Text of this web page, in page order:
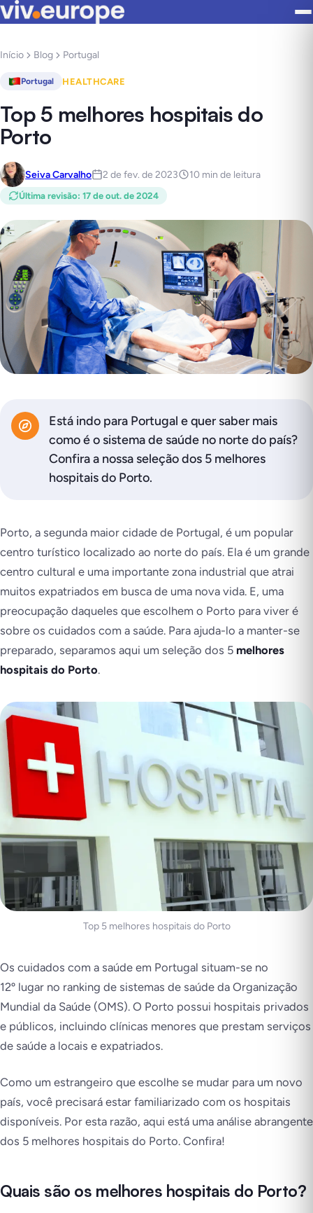
Início Blog Portugal
Portugal HEALTHCARE
Top 5 melhores hospitais do
Porto
Seiva Carvalho 2 de fev. de 2023 10 min de leitura
Última revisão: 17 de out. de 2024
Está indo para Portugal e quer saber mais
como é o sistema de saúde no norte do país?
Confira a nossa seleção dos 5 melhores
hospitais do Porto.
Porto, a segunda maior cidade de Portugal, é um popular
centro turístico localizado ao norte do país. Ela é um grande
centro cultural e uma importante zona industrial que atrai
muitos expatriados em busca de uma nova vida. E, uma
preocupação daqueles que escolhem o Porto para viver é
sobre os cuidados com a saúde. Para ajuda-lo a manter-se
preparado, separamos aqui um seleção dos 5 melhores
hospitais do Porto.
Top 5 melhores hospitais do Porto
Os cuidados com a saúde em Portugal situam-se no
12º lugar no ranking de sistemas de saúde da Organização
Mundial da Saúde (OMS). O Porto possui hospitais privados
e públicos, incluindo clínicas menores que prestam serviços
de saúde a locais e expatriados.
Como um estrangeiro que escolhe se mudar para um novo
país, você precisará estar familiarizado com os hospitais
disponíveis. Por esta razão, aqui está uma análise abrangente
dos 5 melhores hospitais do Porto. Confira!
Quais são os melhores hospitais do Porto?